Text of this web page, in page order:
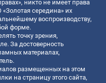
никто не имеет права
середина» их
воспроизводству,
форме.
точку зрения,
За достоверность
материалах,
размещенных на этом
на страницу этого сайта,